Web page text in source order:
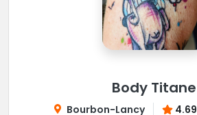
Body Titane
Bourbon-Lancy